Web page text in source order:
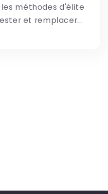
méthodes d'élite
et remplacer...